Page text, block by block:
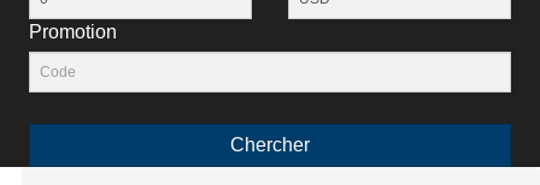
Рromotion
Chercher